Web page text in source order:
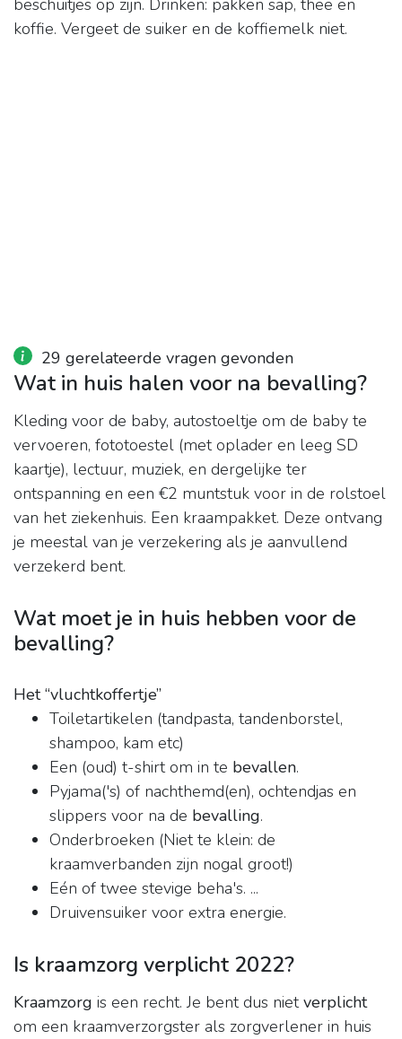
beschuitjes op zijn. Drinken: pakken sap, thee en
koffie. Vergeet de suiker en de koffiemelk niet.
29 gerelateerde vragen gevonden
Wat in huis halen voor na bevalling?
Kleding voor de baby, autostoeltje om de baby te
vervoeren, fototoestel (met oplader en leeg SD
kaartje), lectuur, muziek, en dergelijke ter
ontspanning en een €2 muntstuk voor in de rolstoel
van het ziekenhuis. Een kraampakket. Deze ontvang
je meestal van je verzekering als je aanvullend
verzekerd bent.
Wat moet je in huis hebben voor de
bevalling?
Het “vluchtkoffertje”
Toiletartikelen (tandpasta, tandenborstel,
shampoo, kam etc)
Een (oud) t-shirt om in te bevallen.
Pyjama('s) of nachthemd(en), ochtendjas en
slippers voor na de bevalling.
Onderbroeken (Niet te klein: de
kraamverbanden zijn nogal groot!)
Eén of twee stevige beha's. ...
Druivensuiker voor extra energie.
Is kraamzorg verplicht 2022?
Kraamzorg is een recht. Je bent dus nietverplicht
om een kraamverzorgster als zorgverlener in huis